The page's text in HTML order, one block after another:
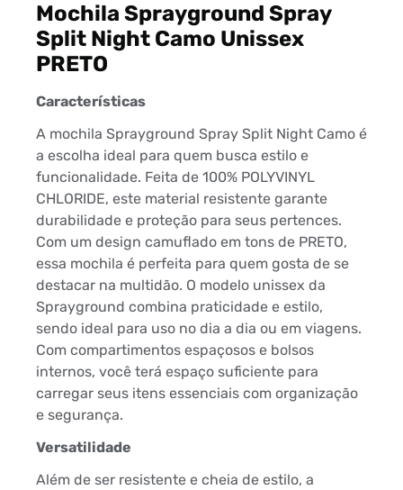
Mochila Sprayground Spray
Split Night Camo Unissex
PRETO
Características
A mochila Sprayground Spray Split Night Camo é
a escolha ideal para quem busca estilo e
funcionalidade. Feita de 100% POLYVINYL
CHLORIDE, este material resistente garante
durabilidade e proteção para seus pertences.
Com um design camuflado em tons de PRETO,
essa mochila é perfeita para quem gosta de se
destacar na multidão. O modelo unissex da
Sprayground combina praticidade e estilo,
sendo ideal para uso no dia a dia ou em viagens.
Com compartimentos espaçosos e bolsos
internos, você terá espaço suficiente para
carregar seus itens essenciais com organização
e segurança.
Versatilidade
Além de ser resistente e cheia de estilo, a